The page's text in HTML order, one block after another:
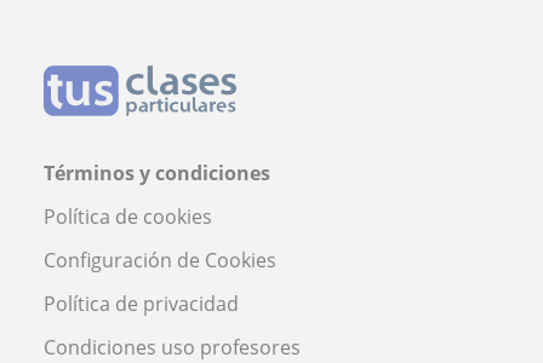
Términos y condiciones
Política de cookies
Configuración de Cookies
Política de privacidad
Condiciones uso profesores